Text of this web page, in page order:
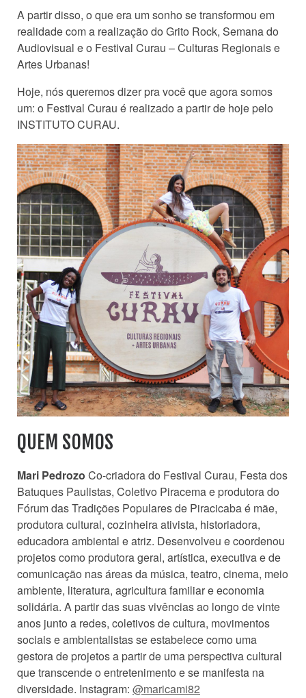
A partir disso, o que era um sonho se transformou em
realidade com a realização do Grito Rock, Semana do
Audiovisual e o Festival Curau – Culturas Regionais e
Artes Urbanas!
Hoje, nós queremos dizer pra você que agora somos
um: o Festival Curau é realizado a partir de hoje pelo
INSTITUTO CURAU.
QUEM SOMOS
Mari Pedrozo Co-criadora do Festival Curau, Festa dos
Batuques Paulistas, Coletivo Piracema e produtora do
Fórum das Tradições Populares de Piracicaba é mãe,
produtora cultural, cozinheira ativista, historiadora,
educadora ambiental e atriz. Desenvolveu e coordenou
projetos como produtora geral, artística, executiva e de
comunicação nas áreas da música, teatro, cinema, meio
ambiente, literatura, agricultura familiar e economia
solidária. A partir das suas vivências ao longo de vinte
anos junto a redes, coletivos de cultura, movimentos
sociais e ambientalistas se estabelece como uma
gestora de projetos a partir de uma perspectiva cultural
que transcende o entretenimento e se manifesta na
diversidade. Instagram: @maricami82